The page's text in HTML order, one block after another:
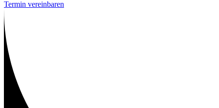
Termin vereinbaren